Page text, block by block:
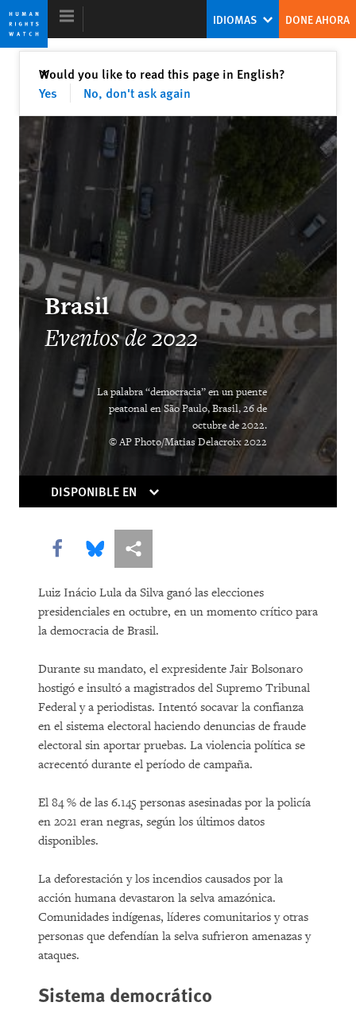
Skip
to
cookie
privacy
Skip
to
main
content
Informe Mundial 2023
Un nuevo modelo de liderazgo mundial
en derechos humanos
Tirana Hassan
Directora Ejecutiva
COMPRAR
IDIOMAS DONE AHORA
Would you like to read this page in English?
Yes
No, don't ask again
✕Cerrar
Brasil
Eventos de 2022
La palabra “democracia” en un puente
peatonal en São Paulo, Brasil, 26 de
octubre de 2022.
© AP Photo/Matias Delacroix 2022
DISPONIBLE EN
Share this via Facebook
Share this via Bluesky
Share this via Compartir
Luiz Inácio Lula da Silva ganó las elecciones
presidenciales en octubre, en un momento crítico para
la democracia de Brasil.
Durante su mandato, el expresidente Jair Bolsonaro
hostigó e insultó a magistrados del Supremo Tribunal
Federal y a periodistas. Intentó socavar la confianza
en el sistema electoral haciendo denuncias de fraude
electoral sin aportar pruebas. La violencia política se
acrecentó durante el período de campaña.
El 84 % de las 6.145 personas asesinadas por la policía
en 2021 eran negras, según los últimos datos
disponibles.
La deforestación y los incendios causados por la
acción humana devastaron la selva amazónica.
Comunidades indígenas, líderes comunitarios y otras
personas que defendían la selva sufrieron amenazas y
ataques.
Sistema democrático